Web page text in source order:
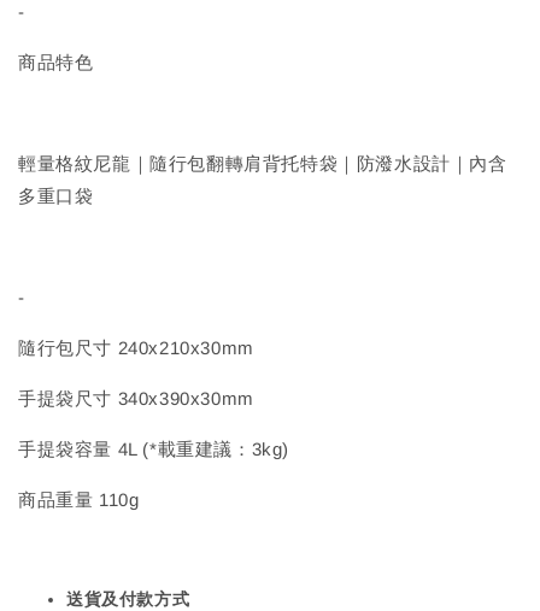
-
商品特色
輕量格紋尼龍｜隨行包翻轉肩背托特袋｜防潑水設計｜內含
多重口袋
-
隨行包尺寸 240x210x30mm
手提袋尺寸 340x390x30mm
手提袋容量 4L (*載重建議：3kg)
商品重量 110g
送貨及付款方式